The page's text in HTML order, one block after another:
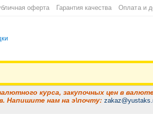
оферта Гарантия качества Оплата и
курса, закупочных цен в валюте
Напишите нам на э\почту: